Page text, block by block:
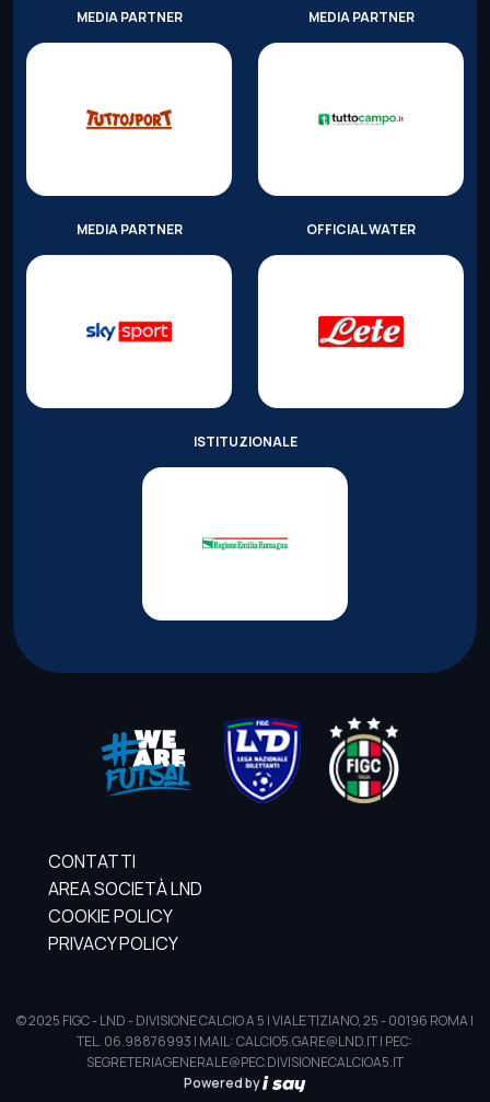
MEDIA PARTNER MEDIA PARTNER
MEDIA PARTNER OFFICIAL WATER
ISTITUZIONALE
CONTATTI
AREA SOCIETÀ LND
COOKIE POLICY
PRIVACY POLICY
© 2025 FIGC - LND - DIVISIONE CALCIO A 5 | VIALE TIZIANO, 25 - 00196 ROMA |
TEL. 06.98876993 | MAIL: CALCIO5.GARE@LND.IT | PEC:
SEGRETERIAGENERALE@PEC.DIVISIONECALCIOA5.IT
Powered by